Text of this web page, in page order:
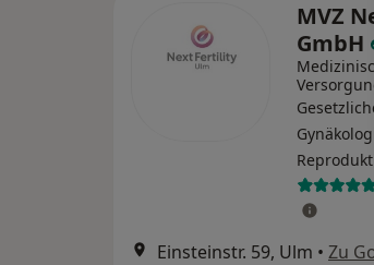
MVZ
GmbH
Einsteinstr. 59, Ulm • Zu